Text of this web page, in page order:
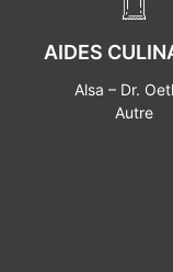
AIDES
Alsa – Dr.
Autre